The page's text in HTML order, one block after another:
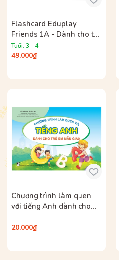
Flashcard Eduplay
Friends 1A - Dành cho trẻ
mẫu giáo
Tuổi: 3 - 4
49.000₫
Chương trình làm quen
với tiếng Anh dành cho
20.000₫